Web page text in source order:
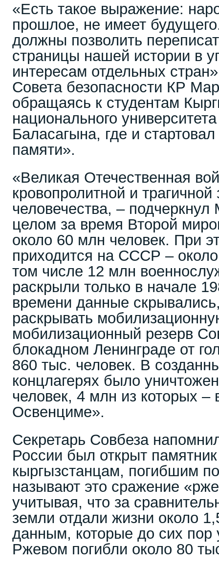
«Есть такое выражение:
прошлое, не имеет
должны позволить
страницы нашей истории в
интересам отдельных
Совета безопасности КР
обращаясь к студентам
национального
Баласагына, где и
памяти».
«Великая Отечественная
кровопролитной и
человечества, –
целом за время Второй
около 60 млн человек. При
приходится на СССР –
том числе 12 млн
раскрыли только в начале
времени данные
раскрывать
мобилизационный резерв
блокадном Ленинграде от
860 тыс. человек. В
концлагерях было
человек, 4 млн из которых –
Освенциме».
Секретарь Совбеза
России был открыт
кыргызстанцам, погибшим
называют это сражение
учитывая, что за
земли отдали жизни около
данным, которые до сих пор
Ржевом погибли около 80